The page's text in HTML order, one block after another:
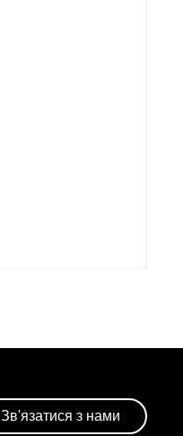
Зв'язатися з нами